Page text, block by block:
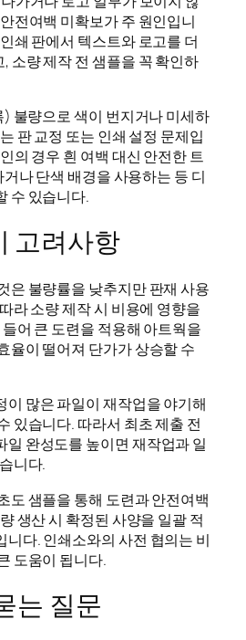
전여백 미확보가 주 원인입니
쇄 판에서 텍스트와 로고를 더
소량 제작 전 샘플을 꼭 확인하
불량으로 색이 번지거나 미세하
판 교정 또는 인쇄 설정 문제입
의 경우 흰 여백 대신 안전한 트
나 단색 배경을 사용하는 등 디
수 있습니다.
고려사항
은 불량률을 낮추지만 판재 사용
라 소량 제작 시 비용에 영향을
어 큰 도련을 적용해 아트웍을
율이 떨어져 단가가 상승할 수
이 많은 파일이 재작업을 야기해
있습니다. 따라서 최초 제출 전
일 완성도를 높이면 재작업과 일
니다.
도 샘플을 통해 도련과 안전여백
생산 시 확정된 사양을 일괄 적
니다. 인쇄소와의 사전 협의는 비
도움이 됩니다.
는 질문